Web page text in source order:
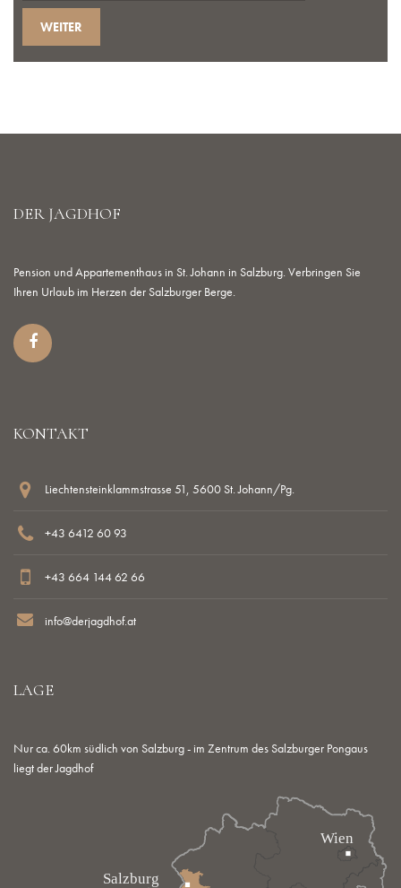
WEITER
DER JAGDHOF
Pension und Appartementhaus in St. Johann in Salzburg. Verbringen Sie
Ihren Urlaub im Herzen der Salzburger Berge.
KONTAKT
Liechtensteinklammstrasse 51, 5600 St. Johann/Pg.
+43 6412 60 93
+43 664 144 62 66
info@derjagdhof.at
LAGE
Nur ca. 60km südlich von Salzburg - im Zentrum des Salzburger Pongaus
liegt der Jagdhof